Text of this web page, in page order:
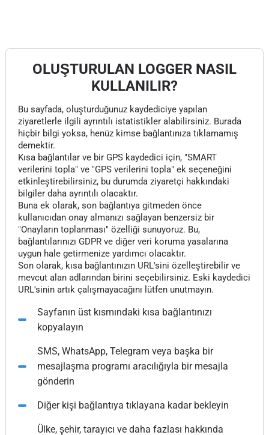
OLUŞTURULAN LOGGER NASIL
KULLANILIR?
Bu sayfada, oluşturduğunuz kaydediciye yapılan
ziyaretlerle ilgili ayrıntılı istatistikler alabilirsiniz. Burada
hiçbir bilgi yoksa, henüz kimse bağlantınıza tıklamamış
demektir.
Kısa bağlantılar ve bir GPS kaydedici için, "SMART
verilerini topla" ve "GPS verilerini topla" ek seçeneğini
etkinleştirebilirsiniz, bu durumda ziyaretçi hakkındaki
bilgiler daha ayrıntılı olacaktır.
Buna ek olarak, son bağlantıya gitmeden önce
kullanıcıdan onay almanızı sağlayan benzersiz bir
"Onayların toplanması" özelliği sunuyoruz. Bu,
bağlantılarınızı GDPR ve diğer veri koruma yasalarına
uygun hale getirmenize yardımcı olacaktır.
Son olarak, kısa bağlantınızın URL'sini özelleştirebilir ve
mevcut alan adlarından birini seçebilirsiniz. Eski kaydedici
URL'sinin artık çalışmayacağını lütfen unutmayın.
Sayfanın üst kısmındaki kısa bağlantınızı
kopyalayın
SMS, WhatsApp, Telegram veya başka bir
mesajlaşma programı aracılığıyla bir mesajla
gönderin
Diğer kişi bağlantıya tıklayana kadar bekleyin
Ülke, şehir, tarayıcı ve daha fazlası hakkında